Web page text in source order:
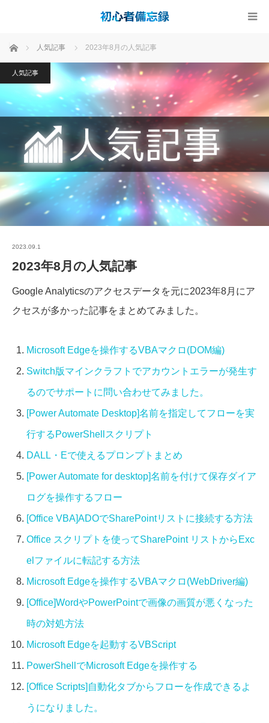
ホーム 人気記事 2023年8月の人気記事
人気記事
2023.09.1
2023年8月の人気記事
Google Analyticsのアクセスデータを元に2023年8月にア
クセスが多かった記事をまとめてみました。
Microsoft Edgeを操作するVBAマクロ(DOM編)
Switch版マインクラフトでアカウントエラーが発生す
るのでサポートに問い合わせてみました。
[Power Automate Desktop]名前を指定してフローを実
行するPowerShellスクリプト
DALL・Eで使えるプロンプトまとめ
[Power Automate for desktop]名前を付けて保存ダイア
ログを操作するフロー
[Office VBA]ADOでSharePointリストに接続する方法
Office スクリプトを使ってSharePoint リストからExc
elファイルに転記する方法
Microsoft Edgeを操作するVBAマクロ(WebDriver編)
[Office]WordやPowerPointで画像の画質が悪くなった
時の対処方法
Microsoft Edgeを起動するVBScript
PowerShellでMicrosoft Edgeを操作する
[Office Scripts]自動化タブからフローを作成できるよ
うになりました。